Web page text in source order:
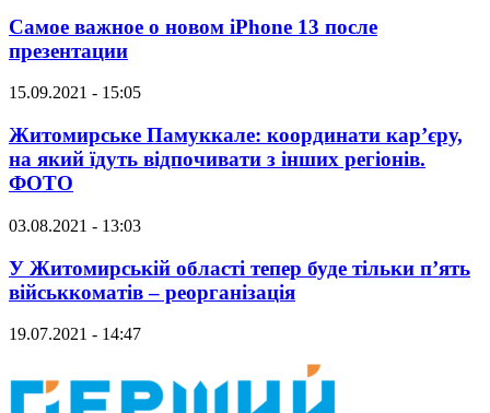
Самое важное о новом iPhone 13 после
презентации
15.09.2021 - 15:05
Житомирське Памуккале: координати кар’єру,
на який їдуть відпочивати з інших регіонів.
ФОТО
03.08.2021 - 13:03
У Житомирській області тепер буде тільки п’ять
військкоматів – реорганізація
19.07.2021 - 14:47